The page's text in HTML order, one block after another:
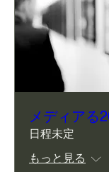
メディアる
日程未定
もっと見る